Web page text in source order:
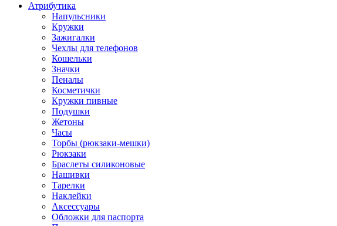
Атрибутика
Напульсники
Кружки
Зажигалки
Чехлы для телефонов
Кошельки
Значки
Пеналы
Косметички
Кружки пивные
Подушки
Жетоны
Часы
Торбы (рюкзаки-мешки)
Рюкзаки
Браслеты силиконовые
Нашивки
Тарелки
Наклейки
Аксессуары
Обложки для паспорта